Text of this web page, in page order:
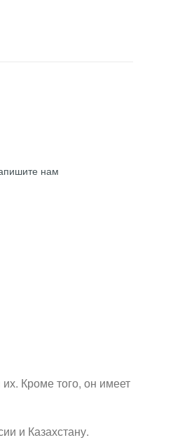
нам
Кроме того, он имеет
и Казахстану.